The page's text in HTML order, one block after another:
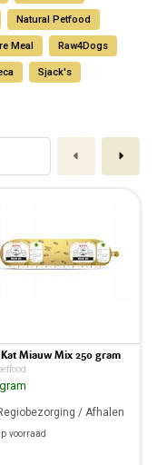
Natural Petfood
Meal Raw4Dogs
Sjack's
Vorige
Miauw Mix 250 gram
/ Afhalen
voorraad